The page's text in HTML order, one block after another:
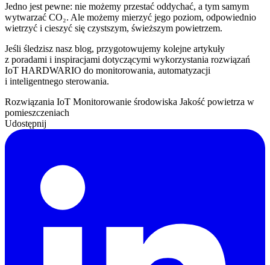
Jedno jest pewne: nie możemy przestać oddychać, a tym samym
wytwarzać CO₂. Ale możemy mierzyć jego poziom, odpowiednio
wietrzyć i cieszyć się czystszym, świeższym powietrzem.
Jeśli śledzisz nasz blog, przygotowujemy kolejne artykuły
z poradami i inspiracjami dotyczącymi wykorzystania rozwiązań
IoT HARDWARIO do monitorowania, automatyzacji
i inteligentnego sterowania.
Rozwiązania IoT Monitorowanie środowiska Jakość powietrza w
pomieszczeniach
Udostępnij